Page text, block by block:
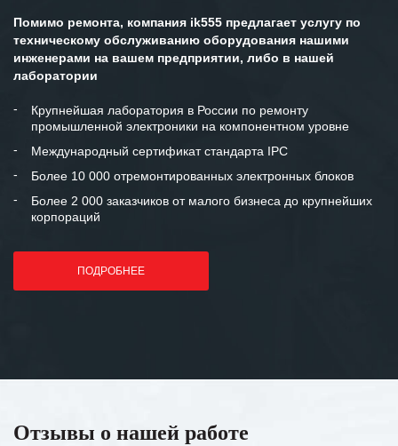
Помимо ремонта, компания ik555 предлагает услугу по
техническому обслуживанию оборудования нашими
инженерами на вашем предприятии, либо в нашей
лаборатории
Крупнейшая лаборатория в России по ремонту
промышленной электроники на компонентном уровне
Международный сертификат стандарта IPC
Более 10 000 отремонтированных электронных блоков
Более 2 000 заказчиков от малого бизнеса до крупнейших
корпораций
ПОДРОБНЕЕ
Отзывы о нашей работе